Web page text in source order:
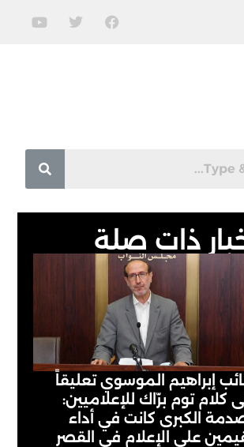
ذات صلة
إبراهيم الموسوي تعليقاً
كلام توم برّاك للإعلاميين:
الكبرى كانت في أداء
على ‏الإعلام في القصر